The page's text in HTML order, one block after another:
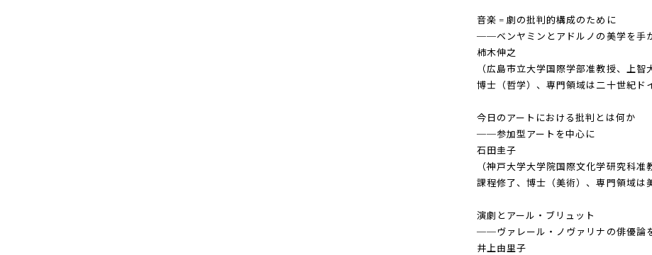
音楽゠劇の批判的構成のために
──ベンヤミンとアドルノの美学を手
柿木伸之
（広島市立大学国際学部准教授、上
博士（哲学）、専門領域は二十世紀ド
今日のアートにおける批判とは何か
──参加型アートを中心に
石田圭子
（神戸大学大学院国際文化学研究科
課程修了、博士（美術）、専門領域は
演劇とアール・ブリュット
──ヴァレール・ノヴァリナの俳優論
井上由里子